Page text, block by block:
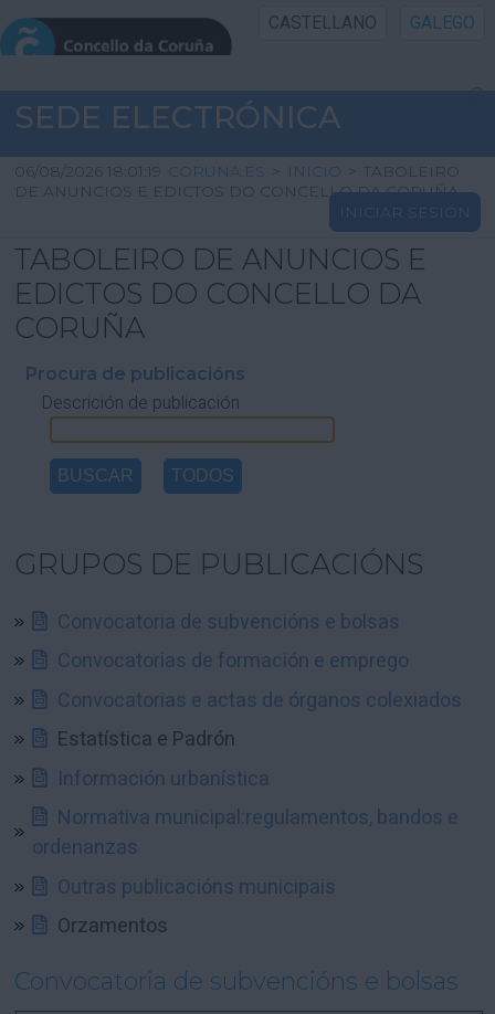
CASTELLANO GALEGO
INICIO SEDE
INICIO
INFORMACIÓN PÚBLICA
CARTAFOL CIDADÁN
AXUDA
SEDE ELECTRÓNICA
06/08/2026 18:01:19 CORUNA.ES > INICIO > TABOLEIRO
DE ANUNCIOS E EDICTOS DO CONCELLO DA CORUÑA
INICIAR SESIÓN
TABOLEIRO DE ANUNCIOS E
EDICTOS DO CONCELLO DA
CORUÑA
Procura de publicacións
Descrición de publicación
GRUPOS DE PUBLICACIÓNS
Convocatoria de subvencións e bolsas
Convocatorias de formación e emprego
Convocatorias e actas de órganos colexiados
Estatística e Padrón
Información urbanística
Normativa municipal:regulamentos, bandos e
ordenanzas
Outras publicacións municipais
Orzamentos
Convocatoria de subvencións e bolsas